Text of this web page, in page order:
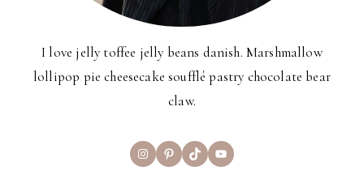
I love jelly toffee jelly beans danish. Marshmallow
lollipop pie cheesecake soufflé pastry chocolate bear
claw.
InstagramPinterest
TikTokYouTube